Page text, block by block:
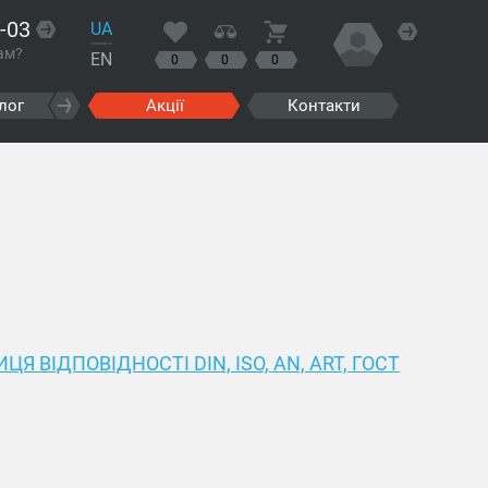
03
UA
EN
0 0 0
Акції Контакти
ВІДПОВІДНОСТІ DIN, ISO, AN, ART, ГОСТ